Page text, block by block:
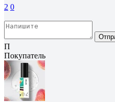
2 0
П
Покупатель